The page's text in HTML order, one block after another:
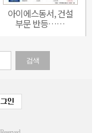
아이에스동서, 건설
부문 반등……
검색